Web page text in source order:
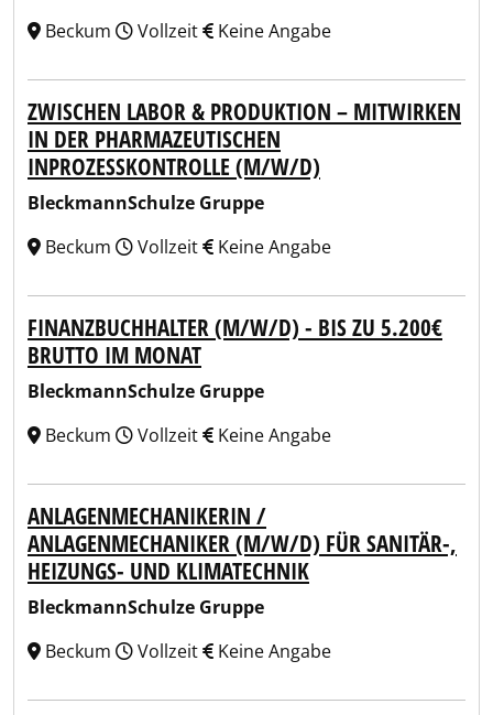
Beckum
Vollzeit Keine Angabe
ZWISCHEN LABOR & PRODUKTION – MITWIRKEN
IN DER PHARMAZEUTISCHEN
INPROZESSKONTROLLE (M/W/D)
BleckmannSchulze Gruppe
Beckum
Vollzeit Keine Angabe
FINANZBUCHHALTER (M/W/D) - BIS ZU 5.200€
BRUTTO IM MONAT
BleckmannSchulze Gruppe
Beckum
Vollzeit Keine Angabe
ANLAGENMECHANIKERIN /
ANLAGENMECHANIKER (M/W/D) FÜR SANITÄR-,
HEIZUNGS- UND KLIMATECHNIK
BleckmannSchulze Gruppe
Beckum
Vollzeit Keine Angabe